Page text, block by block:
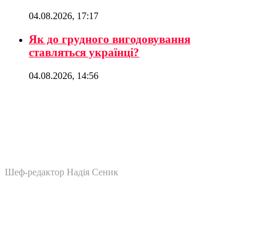
04.08.2026, 17:17
Як до грудного вигодовування
ставляться українці?
04.08.2026, 14:56
Шеф-редактор Надія Сеник